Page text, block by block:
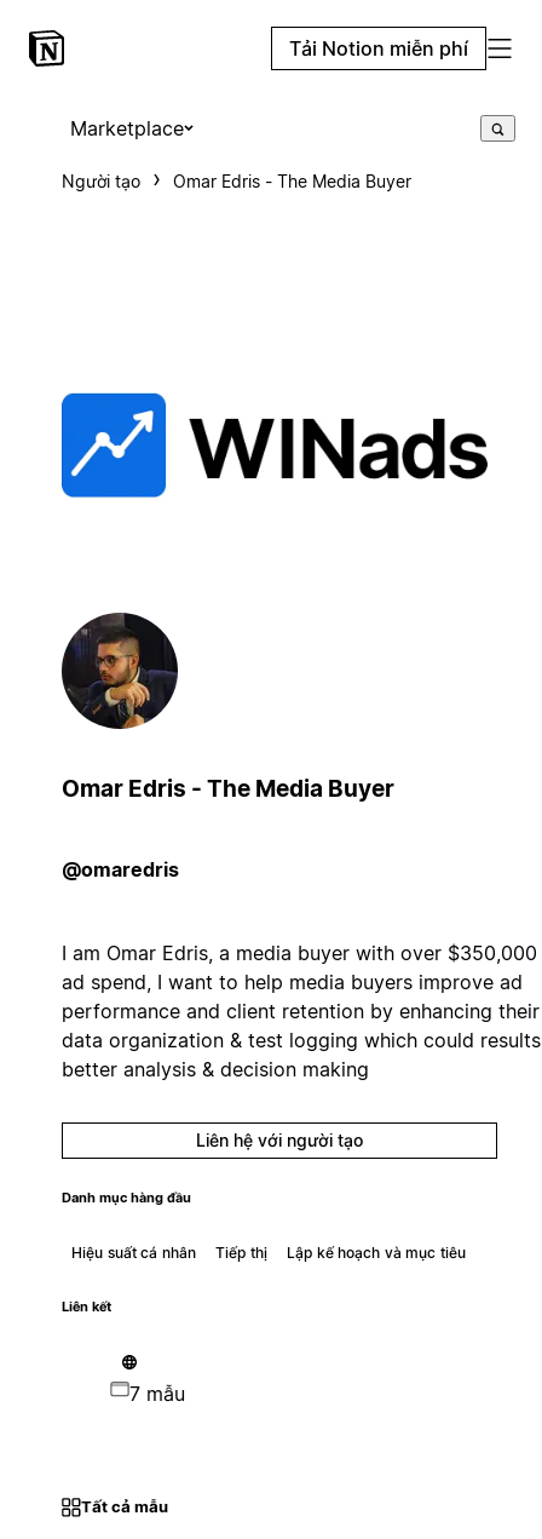
Tải Notion miễn phí
Marketplace
Người tạo Omar Edris - The Media Buyer
Omar Edris - The Media Buyer
@omaredris
I am Omar Edris, a media buyer with over $350,000
ad spend, I want to help media buyers improve ad
performance and client retention by enhancing their
data organization & test logging which could
better analysis & decision making
Liên hệ với người tạo
Danh mục hàng đầu
Hiệu suất cá nhân Tiếp thị Lập kế hoạch và mục tiêu
Liên kết
7 mẫu
Tất cả mẫu